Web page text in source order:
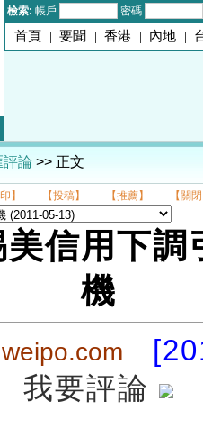
檢索: 帳戶 密碼
首頁 | 要聞 | 香港 | 內地 |
評論 >> 正文
】 【投稿】 【推薦】 【關
信用下調
機
我要評論